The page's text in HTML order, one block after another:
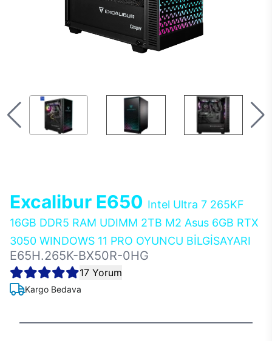
Excalibur E650 Intel Ultra 7 265KF
16GB DDR5 RAM UDIMM 2TB M2 Asus 6GB RTX
3050 WINDOWS 11 PRO OYUNCU BİLGİSAYARI
E65H.265K-BX50R-0HG
17 Yorum
Kargo Bedava